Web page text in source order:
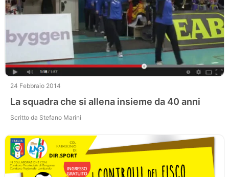
24 Febbraio 2014
La squadra che si allena insieme da 40 anni
Scritto da Stefano Marini